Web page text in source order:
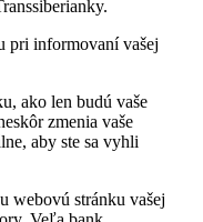
pri informovaní vašej
ako len budú vaše
zmenia vaše
aby ste sa vyhli
webovú stránku vašej